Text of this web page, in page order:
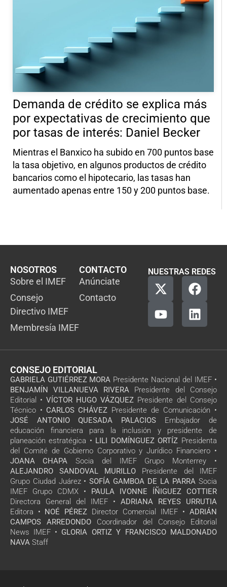
Demanda de crédito se explica más
por expectativas de crecimiento que
por tasas de interés: Daniel Becker
Mientras el Banxico ha subido en 700 puntos base
la tasa objetivo, en algunos productos de crédito
bancarios como el hipotecario, las tasas han
aumentado apenas entre 150 y 200 puntos base.
NOSOTROS
Sobre el IMEF
Consejo
Directivo IMEF
Membresía IMEF
CONTACTO
Anúnciate
Contacto
NUESTRAS REDES
CONSEJO EDITORIAL
GABRIELA GUTIÉRREZ MORA Presidente Nacional del IMEF •
BENJAMÍN VILLANUEVA RIVERA Presidente del Consejo
Editorial • VÍCTOR HUGO VÁZQUEZ Presidente del Consejo
Técnico • CARLOS CHÁVEZ Presidente de Comunicación •
JOSÉ ANTONIO QUESADA PALACIOS Embajador de
educación financiera para la inclusión y presidente de
planeación estratégica • LILI DOMÍNGUEZ ORTÍZ Presidenta
del Comité de Gobierno Corporativo y Jurídico Financiero •
JOANA CHAPA Socia del IMEF Grupo Monterrey •
ALEJANDRO SANDOVAL MURILLO Presidente del IMEF
Grupo Ciudad Juárez • SOFÍA GAMBOA DE LA PARRA Socia
IMEF Grupo CDMX •
PAULA IVONNE ÍÑIGUEZ COTTIER
Directora General del IMEF • ADRIANA REYES URRUTIA
Editora •
NOÉ PÉREZ Director Comercial IMEF • ADRIÁN
CAMPOS ARREDONDO Coordinador del Consejo Editorial
News IMEF • GLORIA ORTIZ Y FRANCISCO MALDONADO
NAVA Staff